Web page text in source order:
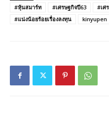
#หุ้นสมาร์ท
#เศรษฐกิจปี63 #เศ
#แน่งน้อยร้อยเรื่องลงทุน
kinyupen